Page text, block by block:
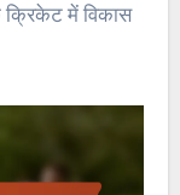
में विकास